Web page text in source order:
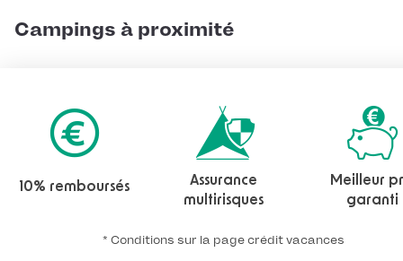
Campings à proximité
10% remboursés
Assurance
multirisques
Meilleur
garanti
* Conditions sur la page crédit vacances